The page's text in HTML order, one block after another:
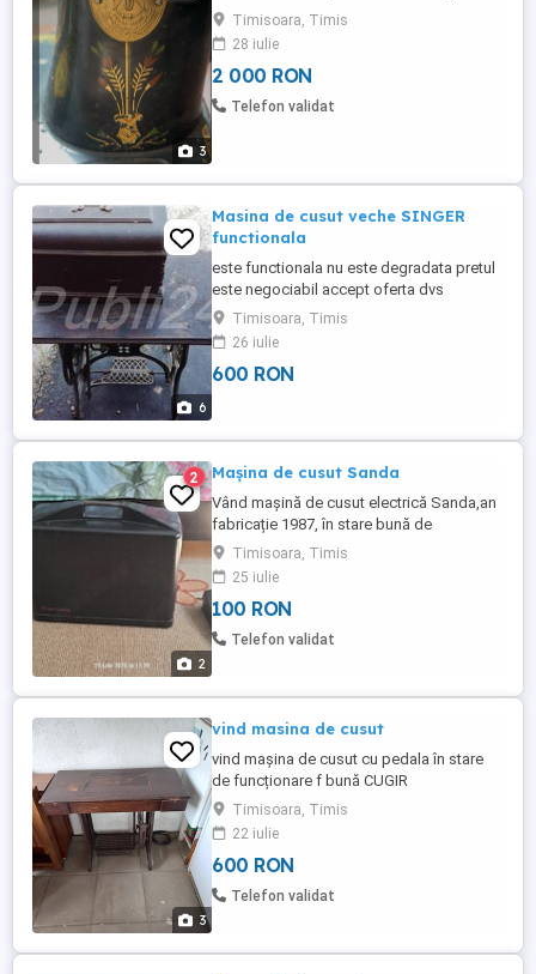
3
Timisoara, Timis
28 iulie
2 000 RON
Telefon validat
6
Masina de cusut veche SINGER
functionala
este functionala nu este degradata pretul
este negociabil accept oferta dvs
Timisoara, Timis
26 iulie
600 RON
2
2 Mașina de cusut Sanda
Vând mașină de cusut electrică Sanda,an
fabricație 1987, în stare bună de
funcționare.Preț fix100 lei.
Timisoara, Timis
25 iulie
100 RON
Telefon validat
3
vind masina de cusut
vind mașina de cusut cu pedala în stare
de funcționare f bună CUGIR
Timisoara, Timis
22 iulie
600 RON
Telefon validat